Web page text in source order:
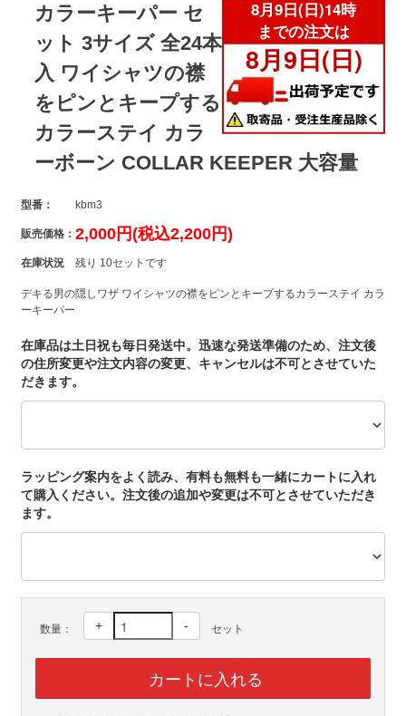
カラーキーパー セ
ット 3サイズ 全24本
入 ワイシャツの襟
をピンとキープする
カラーステイ カラ
ーボーン COLLAR KEEPER 大容量
型番： kbm3
販売価格： 2,000円(税込2,200円)
在庫状況 残り 10セットです
デキる男の隠しワザ ワイシャツの襟をピンとキープするカラーステイ カラ
ーキーパー
在庫品は土日祝も毎日発送中。迅速な発送準備のため、注文後
の住所変更や注文内容の変更、キャンセルは不可とさせていた
だきます。
ラッピング案内をよく読み、有料も無料も一緒にカートに入れ
て購入ください。注文後の追加や変更は不可とさせていただき
ます。
数量： + - セット